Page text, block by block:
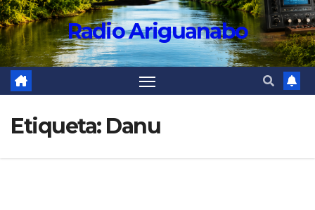
Radio Ariguanabo
Etiqueta: Danu